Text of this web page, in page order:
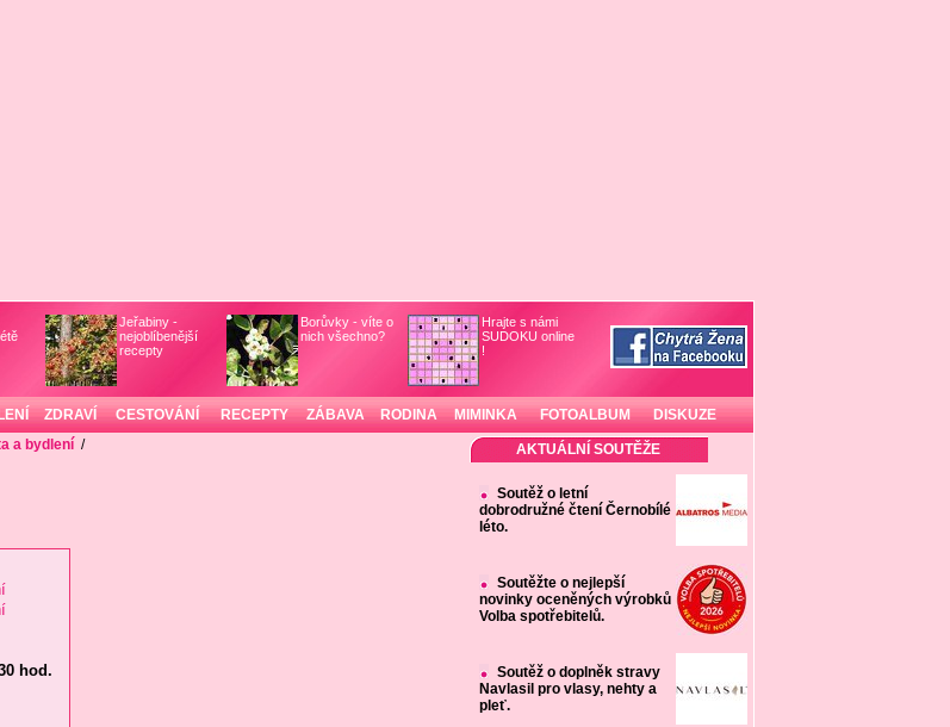
Jeřabiny -
nejoblíbenější
recepty
Borůvky - víte o
nich všechno?
Hrajte s námi
SUDOKU online
!
ZDRAVÍ CESTOVÁNÍ RECEPTY ZÁBAVA RODINA MIMINKA FOTOALBUM DISKUZE
a bydlení /
hod.
AKTUÁLNÍ SOUTĚŽE
Soutěž o letní
dobrodružné čtení Černobílé
léto.
Soutěžte o nejlepší
novinky oceněných výrobků
Volba spotřebitelů.
Soutěž o doplněk stravy
Navlasil pro vlasy, nehty a
pleť.